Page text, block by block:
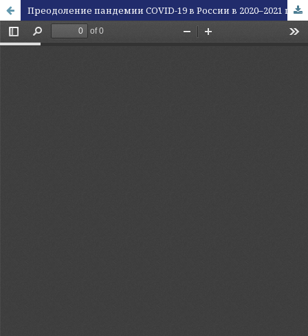
Преодоление пандемии COVID-19 в России в 2020–2021 гг.: проблемы и перспективы